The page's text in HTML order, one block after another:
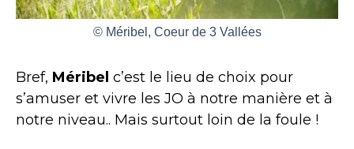
© Méribel, Coeur de 3 Vallées
Bref, Méribel c’est le lieu de choix pour
s’amuser et vivre les JO à notre manière et à
notre niveau.. Mais surtout loin de la foule !